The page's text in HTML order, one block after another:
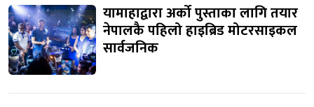
यामाहाद्वारा अर्को पुस्ताका लागि तयार
नेपालकै पहिलो हाइब्रिड मोटरसाइकल
सार्वजनिक